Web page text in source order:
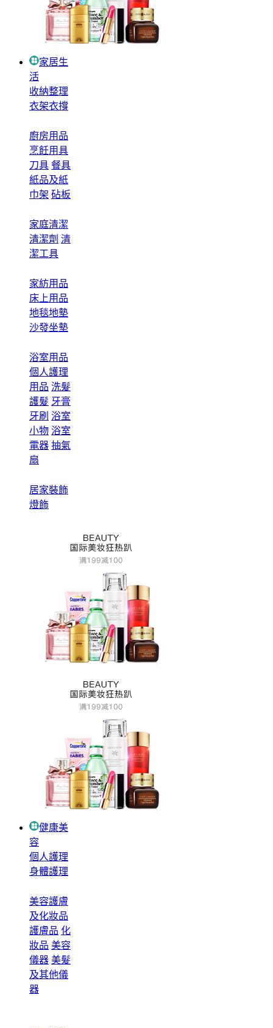
家居生
活
收納整理
衣架衣撐
廚房用品
烹飪用具
刀具 餐具
紙品及紙
巾架 砧板
家庭清潔
清潔劑 清
潔工具
家紡用品
床上用品
地毯地墊
沙發坐墊
浴室用品
個人護理
用品 洗髮
護髮 牙膏
牙刷 浴室
小物 浴室
電器 抽氣
扇
居家裝飾
燈飾
健康美
容
個人護理
身體護理
美容護膚
及化妝品
護膚品 化
妝品 美容
儀器 美髮
及其他儀
器